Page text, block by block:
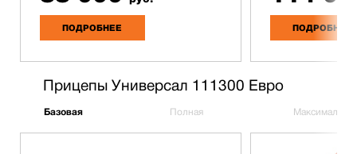
ПОДРОБНЕЕ ПОДРОБНЕЕ
Прицепы Универсал 111300 Евро
Базовая Полная Максимальная